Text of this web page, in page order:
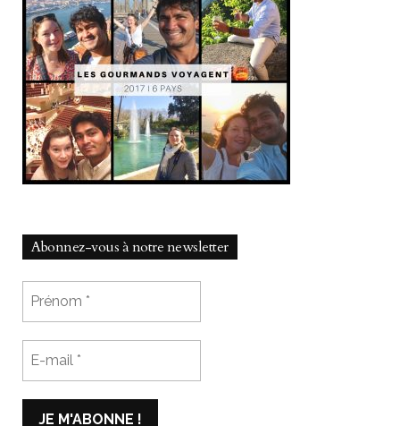
Abonnez-vous à notre newsletter